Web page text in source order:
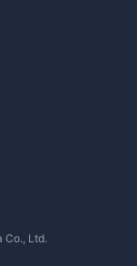
Co., Ltd.